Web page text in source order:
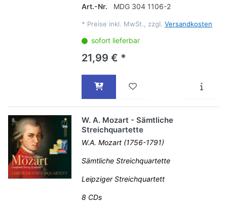
Art.-Nr. MDG 304 1106-2
* Preise inkl. MwSt., zzgl. Versandkosten
sofort lieferbar
21,99 € *
W. A. Mozart - Sämtliche
Streichquartette
W.A. Mozart (1756-1791)
Sämtliche Streichquartette
Leipziger Streichquartett
8 CDs